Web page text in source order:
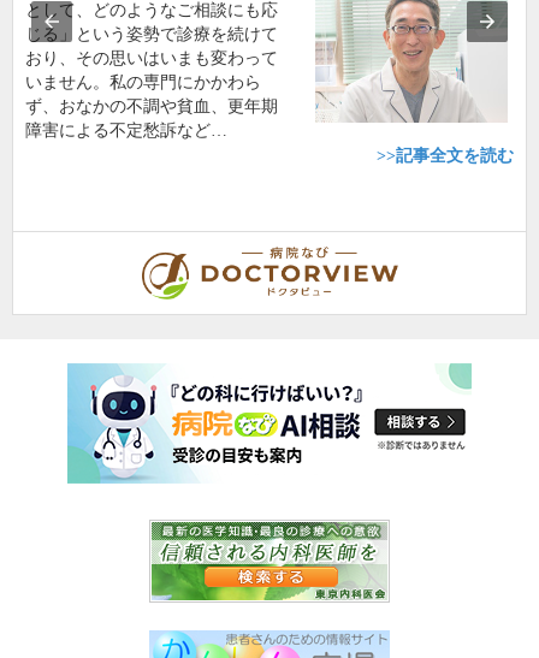
として、どのようなご相談にも応
じる」という姿勢で診療を続けて
おり、その思いはいまも変わって
いません。私の専門にかかわら
ず、おなかの不調や貧血、更年期
障害による不定愁訴など…
>>記事全文を読む